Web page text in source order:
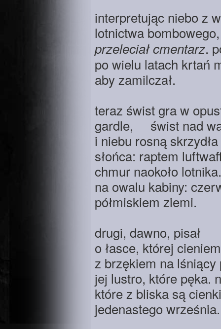
interpretując niebo z
lotnictwa
przeleciał cmentarz.
po wielu latach krtań
aby zamilczał.
teraz świst gra w
gardle, świst nad
i niebu rosną
słońca: raptem
chmur naokoło
na owalu kabiny:
półmiskiem ziemi.
drugi, dawno, pisał
o łasce, której
z brzękiem na
jej lustro, które pęka.
które z bliska są
jedenastego